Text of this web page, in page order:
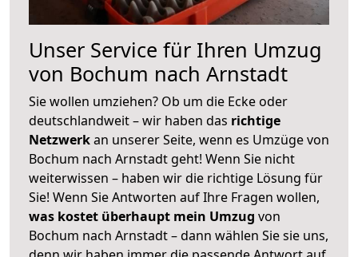
Unser Service für Ihren Umzug
von Bochum nach Arnstadt
Sie wollen umziehen? Ob um die Ecke oder
deutschlandweit – wir haben das richtige
Netzwerkan unserer Seite, wenn es Umzüge von
Bochum nach Arnstadt geht! Wenn Sie nicht
weiterwissen – haben wir die richtige Lösung für
Sie! Wenn Sie Antworten auf Ihre Fragen wollen,
was kostet überhaupt mein Umzug von
Bochum nach Arnstadt – dann wählen Sie sie uns,